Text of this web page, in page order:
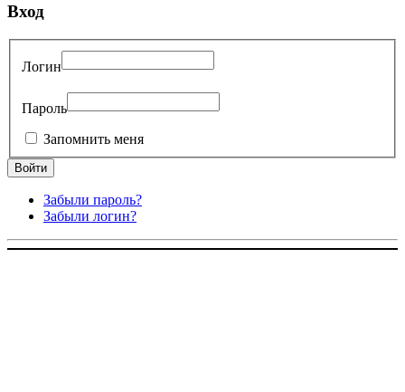
Вход
Логин
Пароль
Запомнить меня
Забыли пароль?
Забыли логин?